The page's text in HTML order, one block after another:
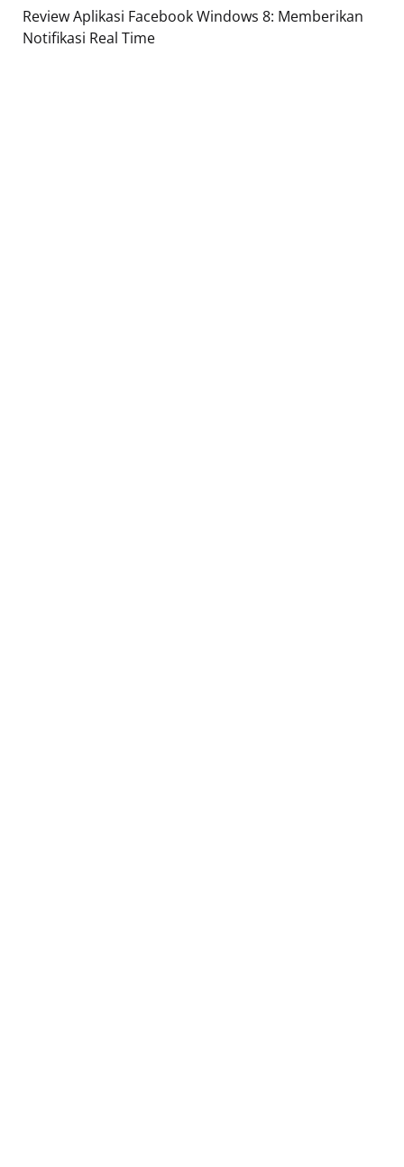
Review Aplikasi Facebook Windows 8: Memberikan
Notifikasi Real Time